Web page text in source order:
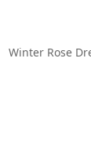
Winter Rose